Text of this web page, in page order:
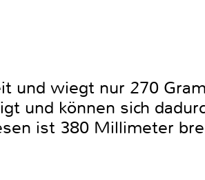
und wiegt nur 270
und können sich
ist 380 Millimeter